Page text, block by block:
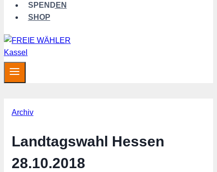
SPENDEN
SHOP
Archiv
Landtagswahl Hessen
28.10.2018